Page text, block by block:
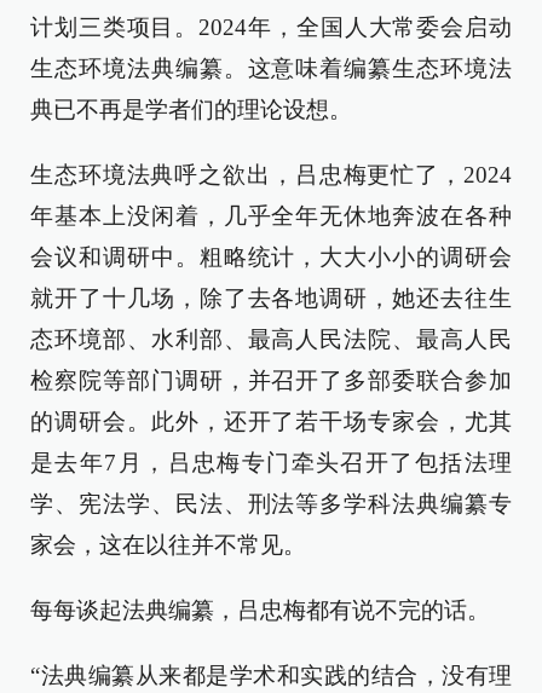
计划三类项目。2024年，全国人大常委会启动
生态环境法典编纂。这意味着编纂生态环境法
典已不再是学者们的理论设想。
生态环境法典呼之欲出，吕忠梅更忙了，2024
年基本上没闲着，几乎全年无休地奔波在各种
会议和调研中。粗略统计，大大小小的调研会
就开了十几场，除了去各地调研，她还去往生
态环境部、水利部、最高人民法院、最高人民
检察院等部门调研，并召开了多部委联合参加
的调研会。此外，还开了若干场专家会，尤其
是去年7月，吕忠梅专门牵头召开了包括法理
学、宪法学、民法、刑法等多学科法典编纂专
家会，这在以往并不常见。
每每谈起法典编纂，吕忠梅都有说不完的话。
“法典编纂从来都是学术和实践的结合，没有理